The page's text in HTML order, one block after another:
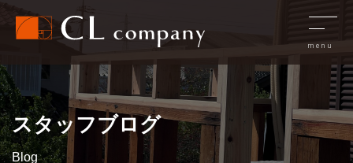
スタッフブログ
Blog